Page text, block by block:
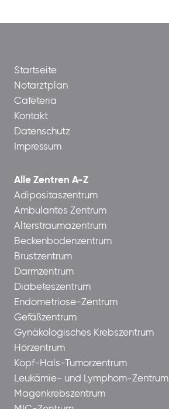
Startseite
Notarztplan
Cafeteria
Kontakt
Datenschutz
Impressum
Alle Zentren A-Z
Adipositaszentrum
Ambulantes Zentrum
Alterstraumazentrum
Beckenbodenzentrum
Brustzentrum
Darmzentrum
Diabeteszentrum
Endometriose-Zentrum
Gefäßzentrum
Gynäkologisches Krebszentrum
Hörzentrum
Kopf-Hals-Tumorzentrum
Leukämie- und Lymphom-Zentrum
Magenkrebszentrum